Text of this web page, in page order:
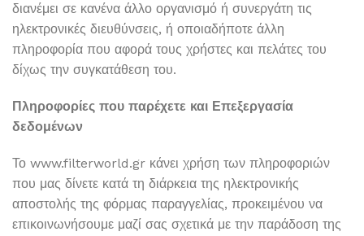
διανέμει σε κανένα άλλο οργανισμό ή συνεργάτη τις
ηλεκτρονικές διευθύνσεις, ή οποιαδήποτε άλλη
πληροφορία που αφορά τους χρήστες και πελάτες του
δίχως την συγκατάθεση του.
Πληροφορίες που παρέχετε και Επεξεργασία
δεδομένων
Το www.filterworld.gr κάνει χρήση των πληροφοριών
που μας δίνετε κατά τη διάρκεια της ηλεκτρονικής
αποστολής της φόρμας παραγγελίας, προκειμένου να
επικοινωνήσουμε μαζί σας σχετικά με την παράδοση της